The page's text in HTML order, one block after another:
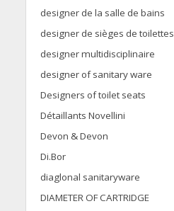
designer de la salle de bains
designer de sièges de toilettes
designer multidisciplinaire
designer of sanitary ware
Designers of toilet seats
Détaillants Novellini
Devon & Devon
Di.Bor
diaglonal sanitaryware
DIAMETER OF CARTRIDGE